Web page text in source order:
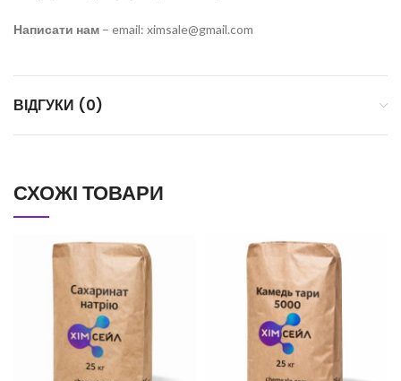
Написати нам – email: ximsale@gmail.com
ВІДГУКИ (0)
СХОЖІ ТОВАРИ